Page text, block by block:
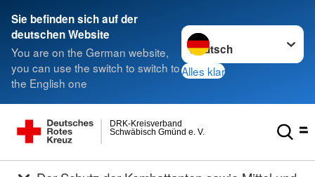
Sie befinden sich auf der
deutschen Website
You are on the German website,
you can use the switch to switch to
the English one
Sprache wechseln zu
Alles klar
Schwäbisch Gmünd e. V.
DRK-Kreisverband